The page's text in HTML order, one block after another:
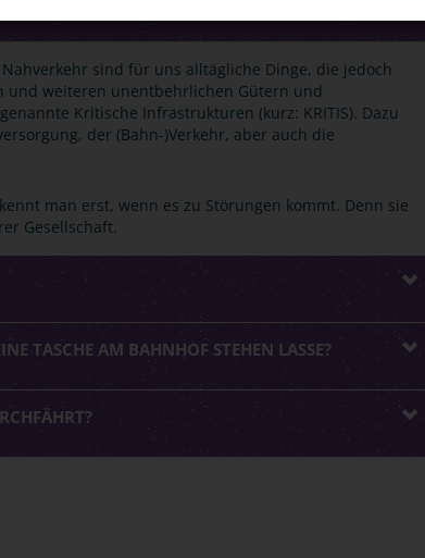
sind für uns alltägliche Dinge, die jedoch
und weiteren unentbehrlichen Gütern und
Kritische Infrastrukturen (kurz: KRITIS). Dazu
der (Bahn-)Verkehr, aber auch die
man erst, wenn es zu Störungen kommt. Denn sie
Gesellschaft.
TASCHE AM BAHNHOF STEHEN LASSE?